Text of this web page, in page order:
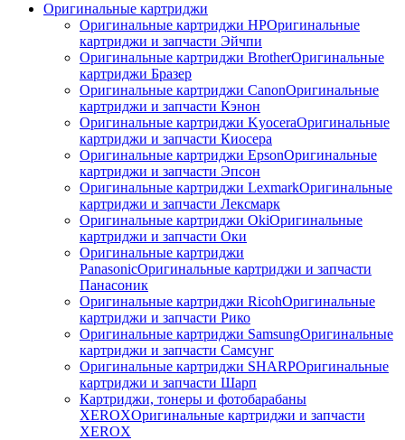
Оригинальные картриджи
Оригинальные картриджи HPОригинальные
картриджи и запчасти Эйчпи
Оригинальные картриджи BrotherОригинальные
картриджи Бразер
Оригинальные картриджи CanonОригинальные
картриджи и запчасти Кэнон
Оригинальные картриджи KyoceraОригинальные
картриджи и запчасти Киосера
Оригинальные картриджи EpsonОригинальные
картриджи и запчасти Эпсон
Оригинальные картриджи LexmarkОригинальные
картриджи и запчасти Лексмарк
Оригинальные картриджи ОkiОригинальные
картриджи и запчасти Оки
Оригинальные картриджи
PanasonicОригинальные картриджи и запчасти
Панасоник
Оригинальные картриджи RicohОригинальные
картриджи и запчасти Рико
Оригинальные картриджи SamsungОригинальные
картриджи и запчасти Самсунг
Оригинальные картриджи SHARPОригинальные
картриджи и запчасти Шарп
Картриджи, тонеры и фотобарабаны
XEROXОригинальные картриджи и запчасти
XEROX